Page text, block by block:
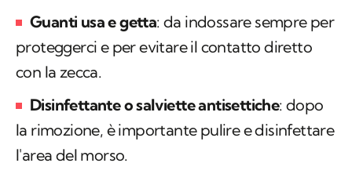
Guanti usa e getta: da indossare sempre per
proteggerci e per evitare il contatto diretto
con la zecca.
Disinfettante o salviette antisettiche: dopo
la rimozione, è importante pulire e disinfettare
l'area del morso.